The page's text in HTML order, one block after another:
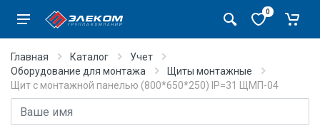
0
Главная Каталог
Учет
Оборудование для монтажа
Щиты монтажные
Щит с монтажной панелью (800*650*250) IP=31 ЩМП-04
Имя
E-mail адрес